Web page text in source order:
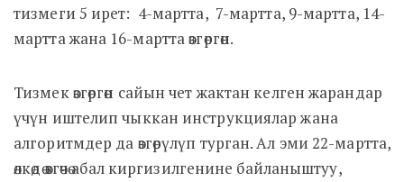
тизмеги 5 ирет: 4-мартта, 7-мартта, 9-мартта, 14-
мартта жана 16-мартта өзгөргөн.
Тизмек өзгөргөн сайын чет жактан келген жарандар
үчүн иштелип чыккан инструкциялар жана
алгоритмдер да өзгөрүлүп турган. Ал эми 22-мартта,
өлкөдө өзгөчө абал киргизилгенине байланыштуу,